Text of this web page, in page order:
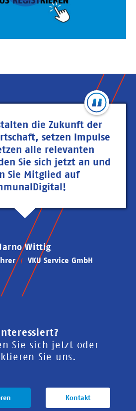
die Zukunft der
setzen Impulse
alle relevanten
Sie sich jetzt an und
Sie Mitglied auf
Wittig
VKU Service GmbH
Sie sich jetzt oder
Sie uns.
Kontakt